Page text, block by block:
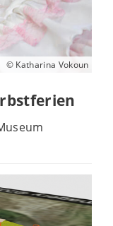
© Katharina Vokoun